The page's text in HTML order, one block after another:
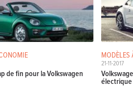
de fin pour la Volkswagen
MODÈLES
21-11-2017
électrique